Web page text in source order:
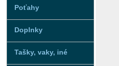
Poťahy
Doplnky
Tašky, vaky, iné